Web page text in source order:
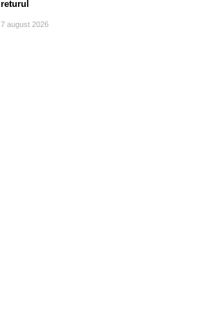
returul
7 august 2026